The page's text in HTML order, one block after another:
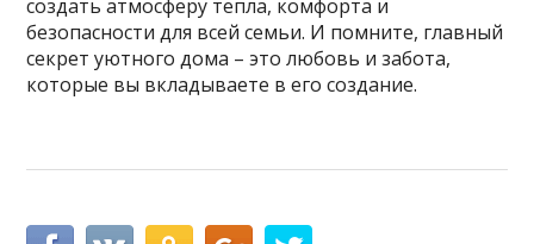
создать атмосферу тепла, комфорта и
безопасности для всей семьи. И помните, главный
секрет уютного дома – это любовь и забота,
которые вы вкладываете в его создание.